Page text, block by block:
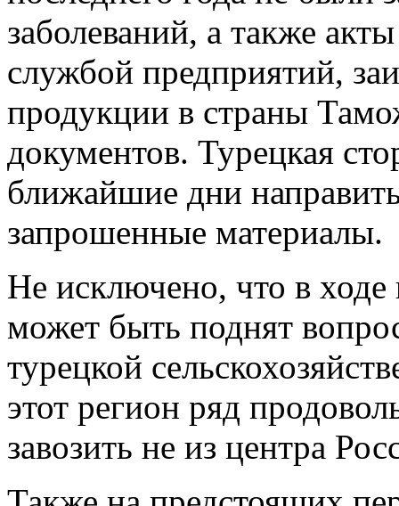
заболеваний, а также
службой предприятий,
продукции в страны
документов. Турецкая
ближайшие дни
запрошенные материалы.
Не исключено, что в ходе
может быть поднят
турецкой
этот регион ряд
завозить не из центра